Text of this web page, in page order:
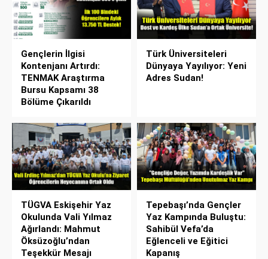
Gençlerin İlgisi
Kontenjanı Artırdı:
TENMAK Araştırma
Bursu Kapsamı 38
Bölüme Çıkarıldı
Türk Üniversiteleri
Dünyaya Yayılıyor: Yeni
Adres Sudan!
TÜGVA Eskişehir Yaz
Okulunda Vali Yılmaz
Ağırlandı: Mahmut
Öksüzoğlu’ndan
Teşekkür Mesajı
Tepebaşı’nda Gençler
Yaz Kampında Buluştu:
Sahibül Vefa’da
Eğlenceli ve Eğitici
Kapanış